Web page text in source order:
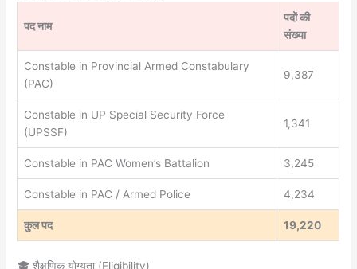
पद नाम
पदों की
संख्या
Constable in Provincial Armed Constabulary
(PAC)
9,387
Constable in UP Special Security Force
(UPSSF)
1,341
Constable in PAC Women’s Battalion 3,245
Constable in PAC / Armed Police 4,234
कुल पद 19,220
🎓 शैक्षणिक योग्यता (Eligibility)